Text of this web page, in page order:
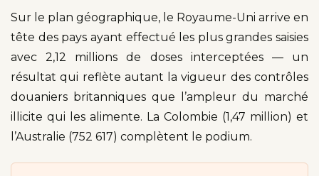
Sur le plan géographique, le Royaume-Uni arrive en
tête des pays ayant effectué les plus grandes saisies
avec 2,12 millions de doses interceptées — un
résultat qui reflète autant la vigueur des contrôles
douaniers britanniques que l’ampleur du marché
illicite qui les alimente. La Colombie (1,47 million) et
l’Australie (752 617) complètent le podium.